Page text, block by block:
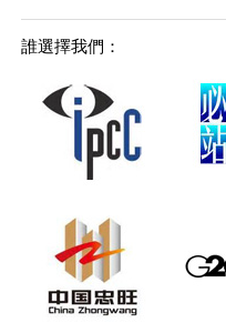
誰選擇我們：